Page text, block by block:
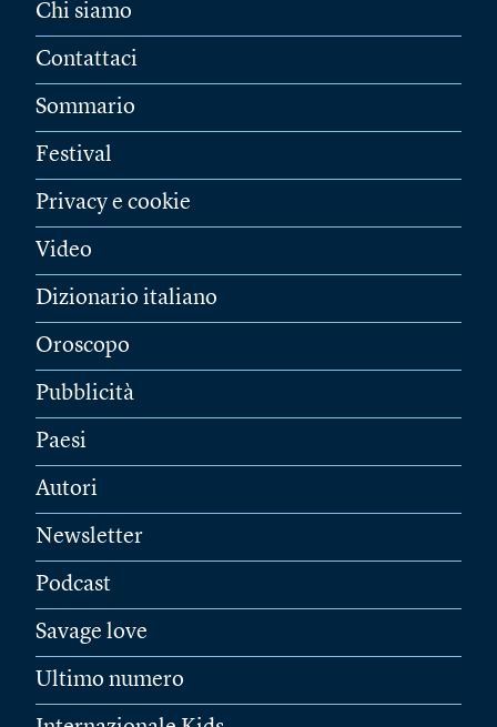
Chi siamo
Contattaci
Sommario
Festival
Privacy e cookie
Video
Dizionario italiano
Oroscopo
Pubblicità
Paesi
Autori
Newsletter
Podcast
Savage love
Ultimo numero